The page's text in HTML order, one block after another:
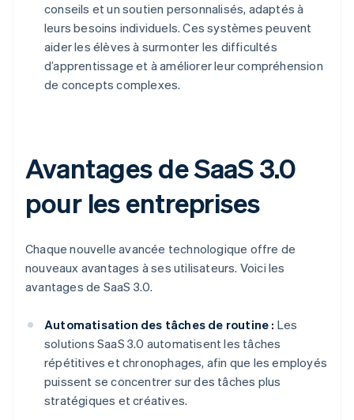
conseils et un soutien personnalisés, adaptés à
leurs besoins individuels. Ces systèmes peuvent
aider les élèves à surmonter les difficultés
d’apprentissage et à améliorer leur compréhension
de concepts complexes.
Avantages de SaaS 3.0
pour les entreprises
Chaque nouvelle avancée technologique offre de
nouveaux avantages à ses utilisateurs. Voici les
avantages de SaaS 3.0.
Automatisation des tâches de routine : Les
solutions SaaS 3.0 automatisent les tâches
répétitives et chronophages, afin que les employés
puissent se concentrer sur des tâches plus
stratégiques et créatives.